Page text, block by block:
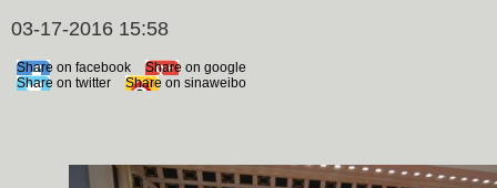
03-17-2016 15:58
Share on facebook
Share on google
Share on twitter
Share on sinaweibo